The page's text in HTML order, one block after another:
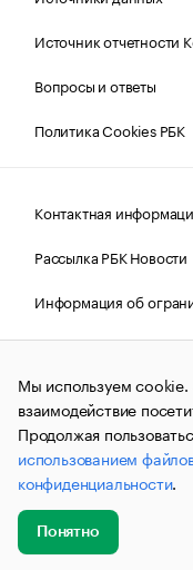
Источник отчетности
Вопросы и ответы
Политика Cookies РБК
Контактная
Рассылка РБК Новости
Информация об
Правовая информация
© АО
и материалы
(зарегистрировано
связи,
коммуникаций
№ФС77-63848)
публикации могут
не предназначенную
до 18 лет.
Мы используем cookie.
взаимодействие
Продолжая
использованием
конфиденциальности.
Понятно